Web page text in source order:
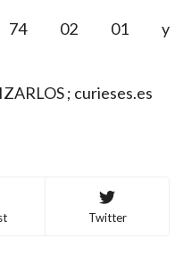
74 02 01 y
; curieses.es
Twitter